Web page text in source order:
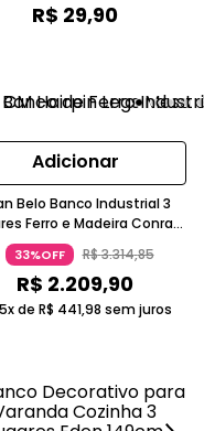
R$ 29,90
Adicionar
Belo Banco Industrial 3
Ferro e Madeira Conrad
Oregon G04 Marrom
33%OFF R$3.314,85
R$ 2.209,90
de R$ 441,98 sem juros